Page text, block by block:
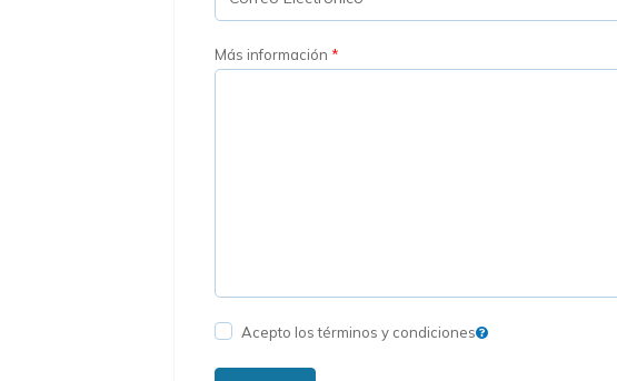
Más información
Acepto los términos y condiciones